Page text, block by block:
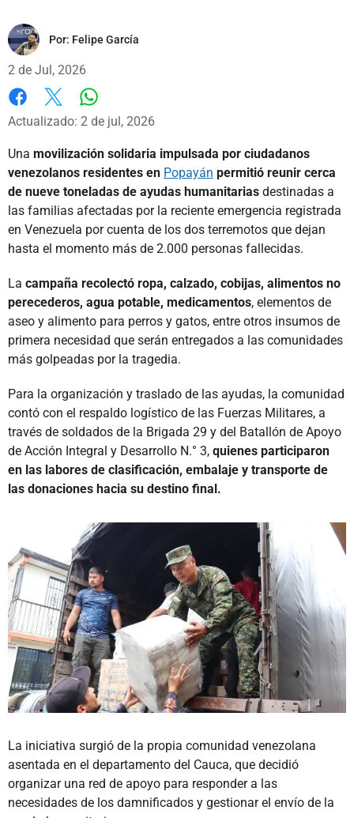
Por: Felipe García
2 de Jul, 2026
Facebook
X
Actualizado: 2 de jul, 2026
Una movilización solidaria impulsada por ciudadanos
venezolanos residentes en Popayán permitió reunir cerca
de nueve toneladas de ayudas humanitarias destinadas a
las familias afectadas por la reciente emergencia registrada
en Venezuela por cuenta de los dos terremotos que dejan
hasta el momento más de 2.000 personas fallecidas.
La campaña recolectó ropa, calzado, cobijas, alimentos no
perecederos, agua potable, medicamentos, elementos de
aseo y alimento para perros y gatos, entre otros insumos de
primera necesidad que serán entregados a las comunidades
más golpeadas por la tragedia.
Para la organización y traslado de las ayudas, la comunidad
contó con el respaldo logístico de las Fuerzas Militares, a
través de soldados de la Brigada 29 y del Batallón de Apoyo
de Acción Integral y Desarrollo N.° 3, quienes participaron
en las labores de clasificación, embalaje y transporte de
las donaciones hacia su destino final.
La iniciativa surgió de la propia comunidad venezolana
asentada en el departamento del Cauca, que decidió
organizar una red de apoyo para responder a las
necesidades de los damnificados y gestionar el envío de la